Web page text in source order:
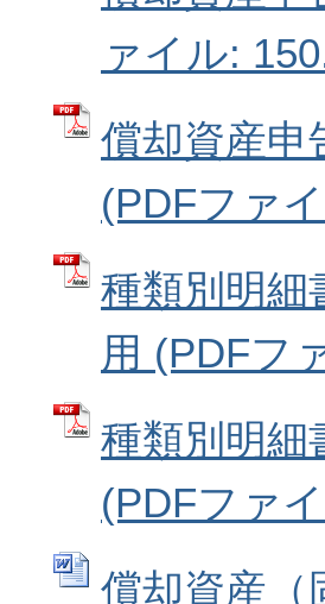
ァイル:
償却資産申
(PDFファ
種類別明細
用 (PDFフ
種類別明細
(PDFファ
償却資産（